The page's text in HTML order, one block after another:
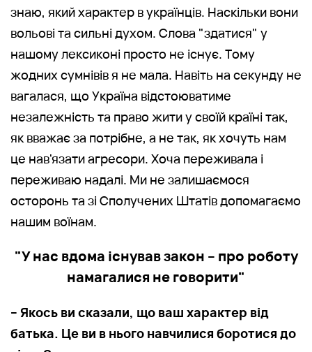
знаю, який характер в українців. Наскільки вони
вольові та сильні духом. Слова "здатися" у
нашому лексиконі просто не існує. Тому
жодних сумнівів я не мала. Навіть на секунду не
вагалася, що Україна відстоюватиме
незалежність та право жити у своїй країні так,
як вважає за потрібне, а не так, як хочуть нам
це нав'язати агресори. Хоча переживала і
переживаю надалі. Ми не залишаємося
осторонь та зі Сполучених Штатів допомагаємо
нашим воїнам.
"У нас вдома існував закон – про роботу
намагалися не говорити"
– Якось ви сказали, що ваш характер від
батька. Це ви в нього навчилися боротися до